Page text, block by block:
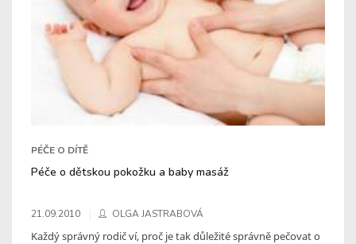
PÉČE O DÍTĚ
Péče o dětskou pokožku a baby masáž
21.09.2010 OLGA JASTRABOVÁ
Každý správný rodič ví, proč je tak důležité správně pečovat o